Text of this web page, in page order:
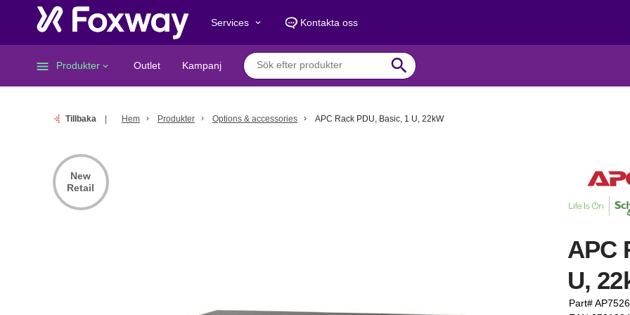
Services keyboard_arrow_down Kontakta oss
menu Produkter keyboard_arrow_down Outlet Kampanj search
Tillbaka Hem Produkter Options & accessories APC Rack PDU, Basic, 1 U, 22kW
APC
U,
Part# AP7526
New
Retail